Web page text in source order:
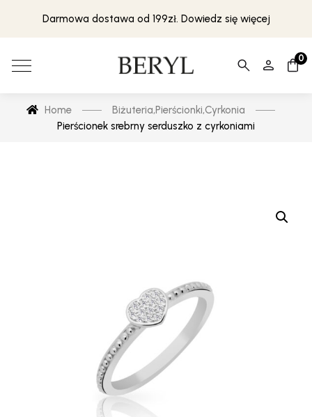
Darmowa dostawa od 199zł. Dowiedz się więcej
0
Home Biżuteria,Pierścionki,Cyrkonia
Pierścionek srebrny serduszko z cyrkoniami